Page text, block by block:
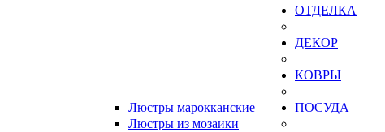
Люстры марокканские
Люстры из мозаики
ОТДЕЛКА
ДЕКОР
КОВРЫ
ПОСУДА